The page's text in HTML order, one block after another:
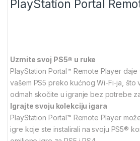
PlayStation Portal
Uzmite svoj PS5® u ruke
PlayStation Portal™ Remote Player daje
vašem PS5 preko kućnog Wi-Fi-ja, što
odmah skočite u igranje bez potrebe
Igrajte svoju kolekciju igara
PlayStation Portal™ Remote Player
igre koje ste instalirali na svoju PS5®